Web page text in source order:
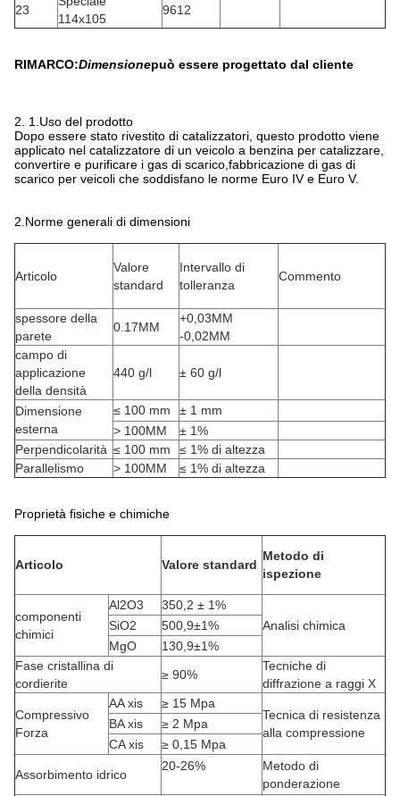
23
114x105
9612
RIMARCO:Dimensionepuò essere progettato dal cliente
2. 1.Uso del prodotto
Dopo essere stato rivestito di catalizzatori, questo prodotto viene
applicato nel catalizzatore di un veicolo a benzina per catalizzare,
convertire e purificare i gas di scarico,fabbricazione di gas di
scarico per veicoli che soddisfano le norme Euro IV e Euro V.
2.Norme generali di dimensioni
Articolo
Valore
standard
Intervallo di
tolleranza
Commento
spessore della
parete
0.17MM
+0,03MM
-0,02MM
campo di
applicazione
della densità
440 g/l ± 60 g/l
Dimensione
esterna
≤ 100 mm
± 1 mm
> 100MM
± 1%
Perpendicolarità ≤ 100 mm
≤ 1% di altezza
Parallelismo
> 100MM ≤ 1% di altezza
Proprietà fisiche e chimiche
Articolo Valore standard
Metodo di
ispezione
componenti
chimici
Al2O3
350,2 ± 1%
Analisi chimica
SiO2
500,9±1%
MgO
130,9±1%
Fase cristallina di
cordierite
≥ 90%
Tecniche di
diffrazione a raggi X
Compressivo
Forza
AA xis
≥ 15 Mpa
Tecnica di resistenza
alla compressione
BA xis
≥ 2 Mpa
CA xis
≥ 0,15 Mpa
Assorbimento idrico
20-26%
Metodo di
ponderazione